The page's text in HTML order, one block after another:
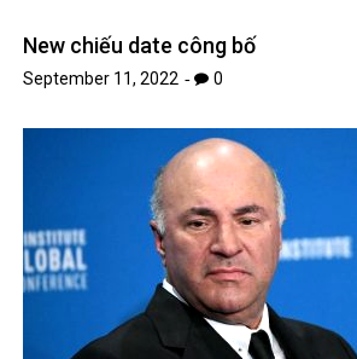
New chiếu date công bố
September 11, 2022 0